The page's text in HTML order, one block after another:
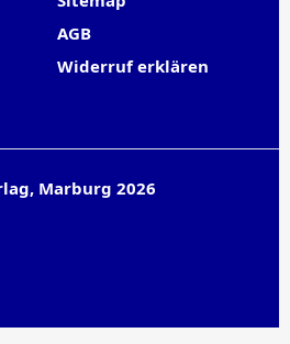
AGB
Widerruf erklären
Marburg 2026